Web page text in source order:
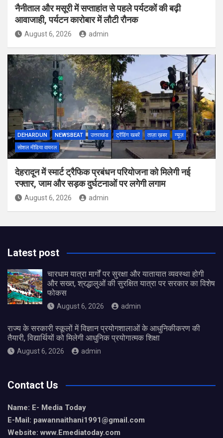
नैनीताल और मसूरी में सप्ताहांत से पहले पर्यटकों की बढ़ी
आवाजाही, पर्यटन कारोबार में लौटी रौनक
August 6, 2026 admin
DEHARDUN NEWSBEAT उत्तराखंड ट्रेंडिंग खबरें ताज़ा ख़बर
न्यूज़
सोशल मीडिया वायरल
देहरादून में स्मार्ट ट्रैफिक प्रबंधन परियोजना को मिलेगी नई
रफ्तार, जाम और सड़क दुर्घटनाओं पर लगेगी लगाम
August 6, 2026 admin
Latest post
चारधाम यात्रा मार्गों पर सुरक्षा और यातायात व्यवस्था होगी
और सख्त, श्रद्धालुओं की सुरक्षित यात्रा पर सरकार का विशेष
फोकस
August 6, 2026 admin
राज्य के सरकारी स्कूलों में विज्ञान प्रयोगशालाओं के आधुनिकीकरण की
तैयारी, विद्यार्थियों को मिलेगी आधुनिक प्रयोगात्मक शिक्षा
August 6, 2026 admin
Contact Us
Name: E- Media Today
E-Mail: pawannaithani1991@gmail.com
Website: www.Emediatoday.com